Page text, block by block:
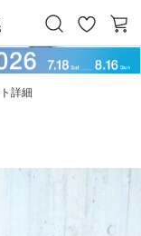
お
気
カ
ー
詳細